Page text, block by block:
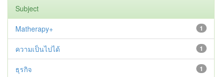
Subject
1
Matherapy+
1
ความเป็นไปได้
1
ธุรกิจ